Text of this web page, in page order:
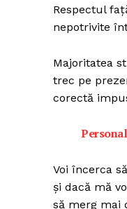
Respectul
nepotrivite
Majoritatea
trec pe
corectă
Voi încerca
şi dacă mă
să merg mai